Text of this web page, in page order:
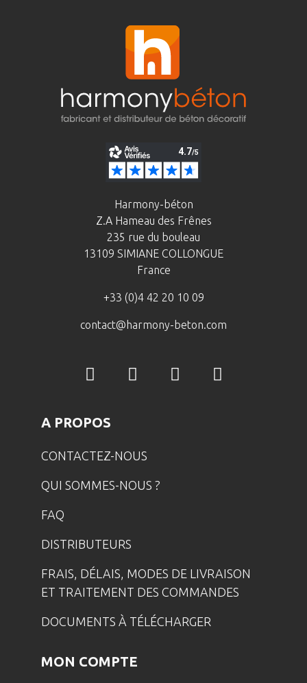
Harmony-béton
Z.A Hameau des Frênes
235 rue du bouleau
13109 SIMIANE COLLONGUE
France
+33 (0)4 42 20 10 09
contact@harmony-beton.com
A PROPOS
CONTACTEZ-NOUS
QUI SOMMES-NOUS ?
FAQ
DISTRIBUTEURS
FRAIS, DÉLAIS, MODES DE LIVRAISON
ET TRAITEMENT DES COMMANDES
DOCUMENTS À TÉLÉCHARGER
MON COMPTE